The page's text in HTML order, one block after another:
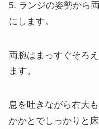
5. ランジの姿勢から
にします。
両腕はまっすぐそろ
ます。
息を吐きながら右大
かかとでしっかりと床